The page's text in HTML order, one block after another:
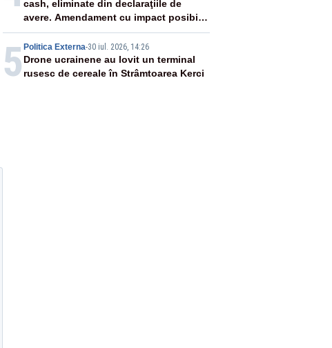
cash, eliminate din declaraţiile de
avere. Amendament cu impact posibil
asupra lui Dominic Fritz
5 Politica Externa-30 iul. 2026, 14:26
Drone ucrainene au lovit un terminal
rusesc de cereale în Strâmtoarea Kerci